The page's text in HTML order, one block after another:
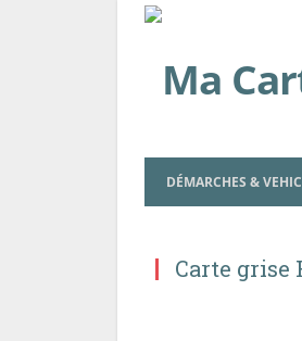
DÉMARCHES &
Carte grise